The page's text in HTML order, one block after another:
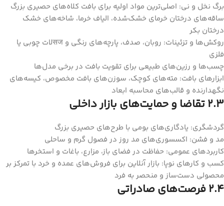
برگ نخل و نی: اصلی‌ترین مواد اولیه برای بافت کلاه‌های حصیری بزرگ
ساقه‌های درختان خرمای خشک‌شده، الیاف خرما، شاخه‌های خشک
درختان بکر
روکش‌ها و تزئینات: روبان، صدف، پارچه‌های رنگی و सजلات چوبی یا
فلزی
چسب‌ها و رزین‌های طبیعی برای تقویت بافت در برخی مدل‌ها
ابزارهای بافت: مته‌های کوچک، سوزن‌های بافت مخصوص، کیسه‌های
نگهدارنده و قالب‌های محاسبه ابعاد
2.3 تقاضا و حمایت‌های بازار داخلی
گردشگری: یادگاری‌های بومی با طرح‌های حصیری بزرگ
مد و فشن: اکسسوری‌های مد روز در فصول گرم و ساحلی
کاربردهای عمومی: حفاظت در فضای باز، مزارع، باغات و استخرها
کسب و کارهای نوپا: بازار آنلاین برای فروش‌های عمده و خرد با تمرکز بر
محصولی دست‌ساز و منحصر به فرد
2.4 فرصت‌های صادراتی